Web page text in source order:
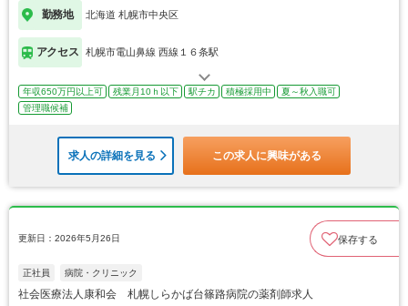
勤務地 北海道 札幌市中央区
アクセス 札幌市電山鼻線 西線１６条駅
年収650万円以上可 残業月10ｈ以下 駅チカ 積極採用中
夏～秋入職可
管理職候補
求人の詳細を見る この求人に興味がある
更新日：2026年5月26日 保存する
正社員 病院・クリニック
社会医療法人康和会 札幌しらかば台篠路病院の薬剤師求人